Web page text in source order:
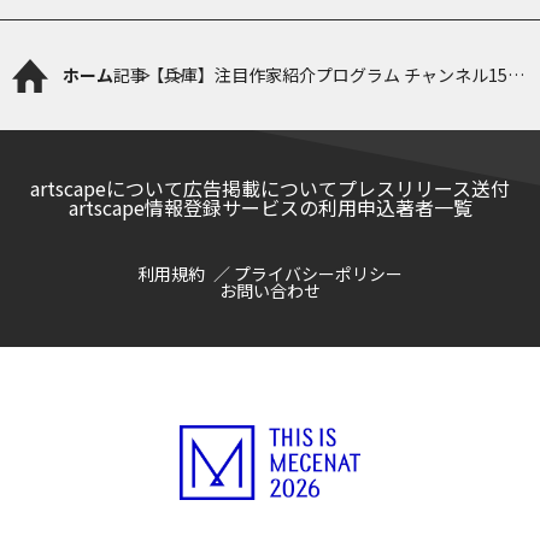
ホーム記事【兵庫】注目作家紹介プログラム チャンネル15
artscapeについて広告掲載についてプレスリリース送付
artscape情報登録サービスの利用申込著者一覧
利用規約 プライバシーポリシー
お問い合わせ